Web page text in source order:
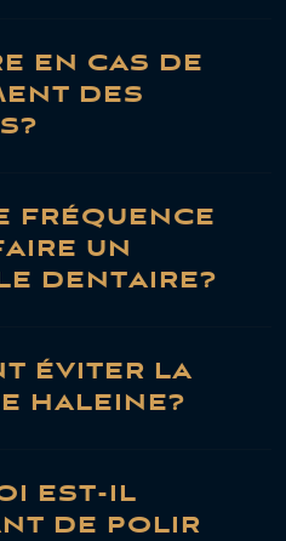
EN CAS DE
DES
FRÉQUENCE
UN
DENTAIRE?
ÉVITER LA
HALEINE?
EST-IL
DE POLIR